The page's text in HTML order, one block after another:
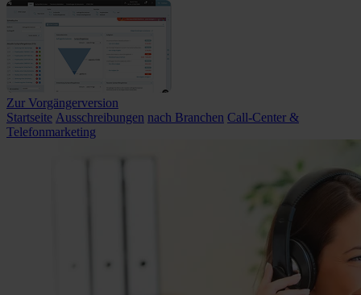
Zur Vorgängerversion
Startseite Ausschreibungen nach Branchen Call-Center &
Telefonmarketing